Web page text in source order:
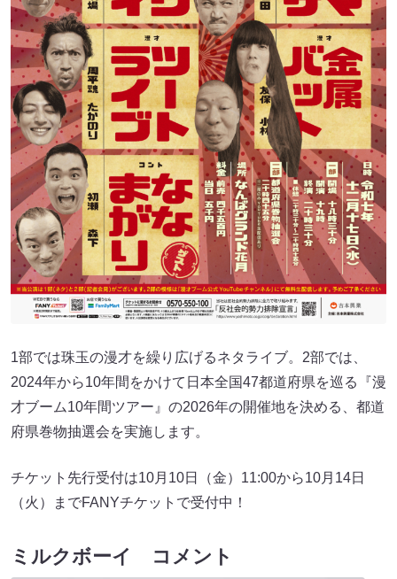
1部では珠玉の漫才を繰り広げるネタライブ。2部では、
2024年から10年間をかけて日本全国47都道府県を巡る『漫
才ブーム10年間ツアー』の2026年の開催地を決める、都道
府県巻物抽選会を実施します。
チケット先行受付は10月10日（金）11:00から10月14日
（火）までFANYチケットで受付中！
ミルクボーイ コメント